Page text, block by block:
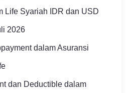
Life Syariah IDR dan USD
2026
dalam Asuransi
dan Deductible dalam